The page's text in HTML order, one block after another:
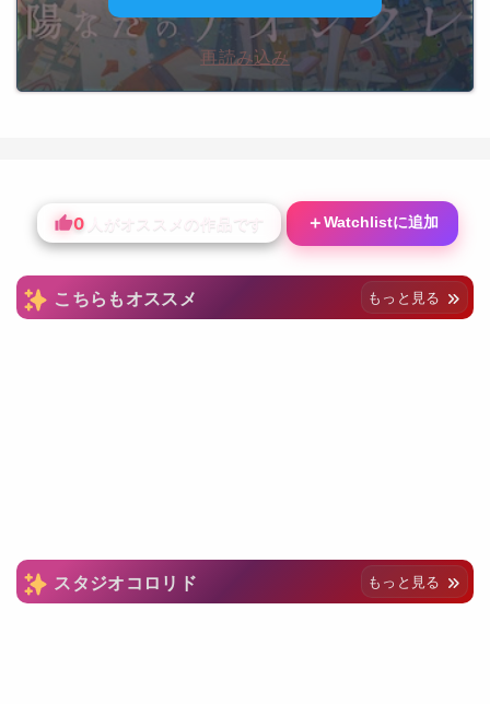
再読み込み
0 人がオススメの作品です ＋Watchlistに追加
こちらもオススメ もっと見る
スタジオコロリド もっと見る